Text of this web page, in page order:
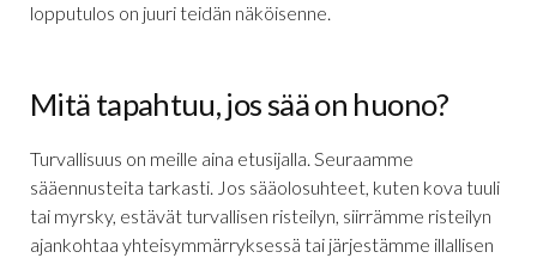
lopputulos on juuri teidän näköisenne.
Mitä tapahtuu, jos sää on huono?
Turvallisuus on meille aina etusijalla. Seuraamme
sääennusteita tarkasti. Jos sääolosuhteet, kuten kova tuuli
tai myrsky, estävät turvallisen risteilyn, siirrämme risteilyn
ajankohtaa yhteisymmärryksessä tai järjestämme illallisen